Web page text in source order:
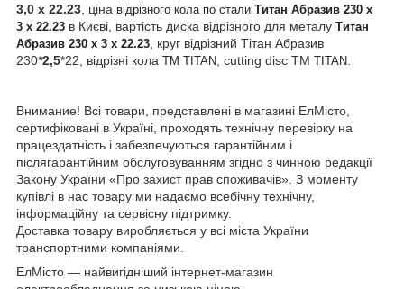
3,0 х 22.23 , ціна відрізного кола по стали Титан Абразив 230 х
3 х 22.23 в Києві, вартість диска відрізного для металу Титан
Абразив 230 х 3 х 22.23 , круг відрізний Тітан Абразив
230*2,5*22 , відрізні кола TM TITAN , cutting disc TM TITAN
Внимание! Всі товари, представлені в магазині ЕлМісто,
сертифіковані в Україні, проходять технічну перевірку на
працездатність і забезпечуються гарантійним і
післягарантійним обслуговуванням згідно з чинною редакції
Закону України «Про захист прав споживачів». З моменту
купівлі в нас товару ми надаємо всебічну технічну,
інформаційну та сервісну підтримку.
Доставка товару виробляється у всі міста України
транспортними компаніями.
ЕлМісто — найвигідніший інтернет-магазин